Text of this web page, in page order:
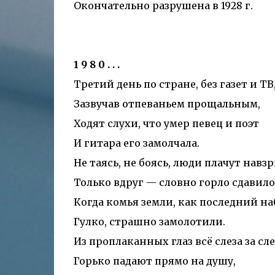
Окончательно разрушена в 1928 г.
1 9 8 0 . . .
Третий день по стране, без газет и ТВ,
Зазвучав отпеваньем прощальным,
Ходят слухи, что умер певец и поэт
И гитара его замолчала.
Не таясь, не боясь, люди плачут
Только вдруг — словно горло
Когда комья земли, как последний
Гулко, страшно замолотили.
Из проплаканных глаз всё слеза за
Горько падают прямо на душу,